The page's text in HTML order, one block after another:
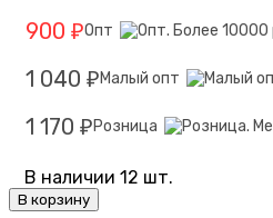
900 ₽Опт
1 040 ₽ Малый опт
1 170 ₽ Розница
В наличии 12 шт.
В корзину